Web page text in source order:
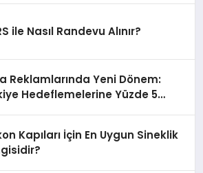
ile Nasıl Randevu Alınır?
Reklamlarında Yeni Dönem:
Hedeflemelerine Yüzde 5
Kapıları İçin En Uygun Sineklik